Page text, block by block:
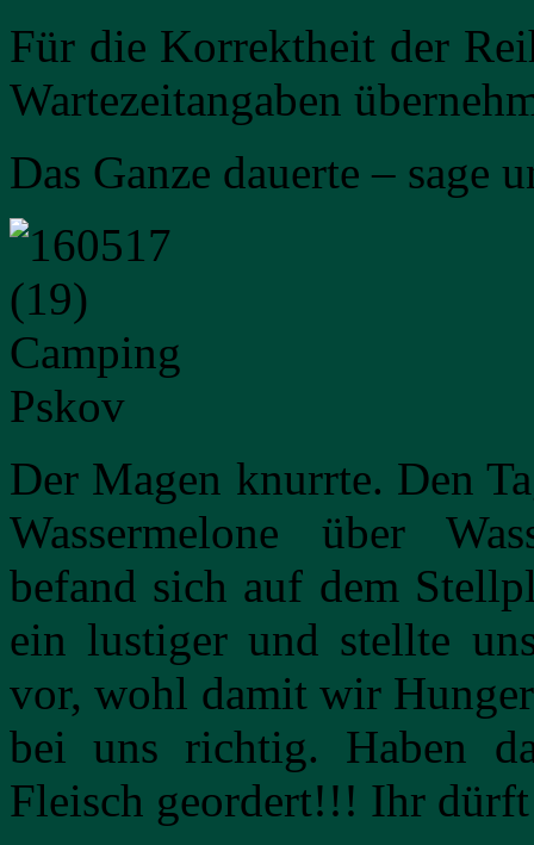
Für die Korrektheit der
Wartezeitangaben
Das Ganze dauerte – sage
Der Magen knurrte. Den
Wassermelone über
befand sich auf dem
ein lustiger und stellte
vor, wohl damit wir
bei uns richtig. Haben
Fleisch geordert!!! Ihr